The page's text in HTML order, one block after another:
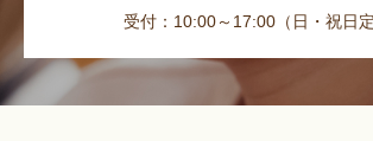
受付：10:00～17:00（日・祝日定